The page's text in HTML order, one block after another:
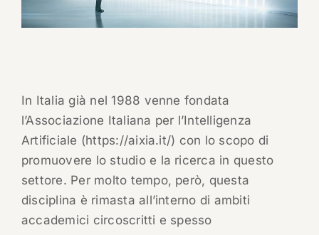
In Italia già nel 1988 venne fondata
l’Associazione Italiana per l’Intelligenza
Artificiale (https://aixia.it/) con lo scopo di
promuovere lo studio e la ricerca in questo
settore. Per molto tempo, però, questa
disciplina è rimasta all’interno di ambiti
accademici circoscritti e spesso